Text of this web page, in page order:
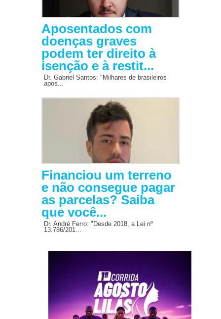
Aposentados com
doenças graves
podem ter direito à
isenção e à restit...
Dr. Gabriel Santos: "Milhares de brasileiros
apos...
Financiou um terreno
e não consegue pagar
as parcelas? Saiba
que você...
Dr. André Ferro: "Desde 2018, a Lei nº
13.786/201...